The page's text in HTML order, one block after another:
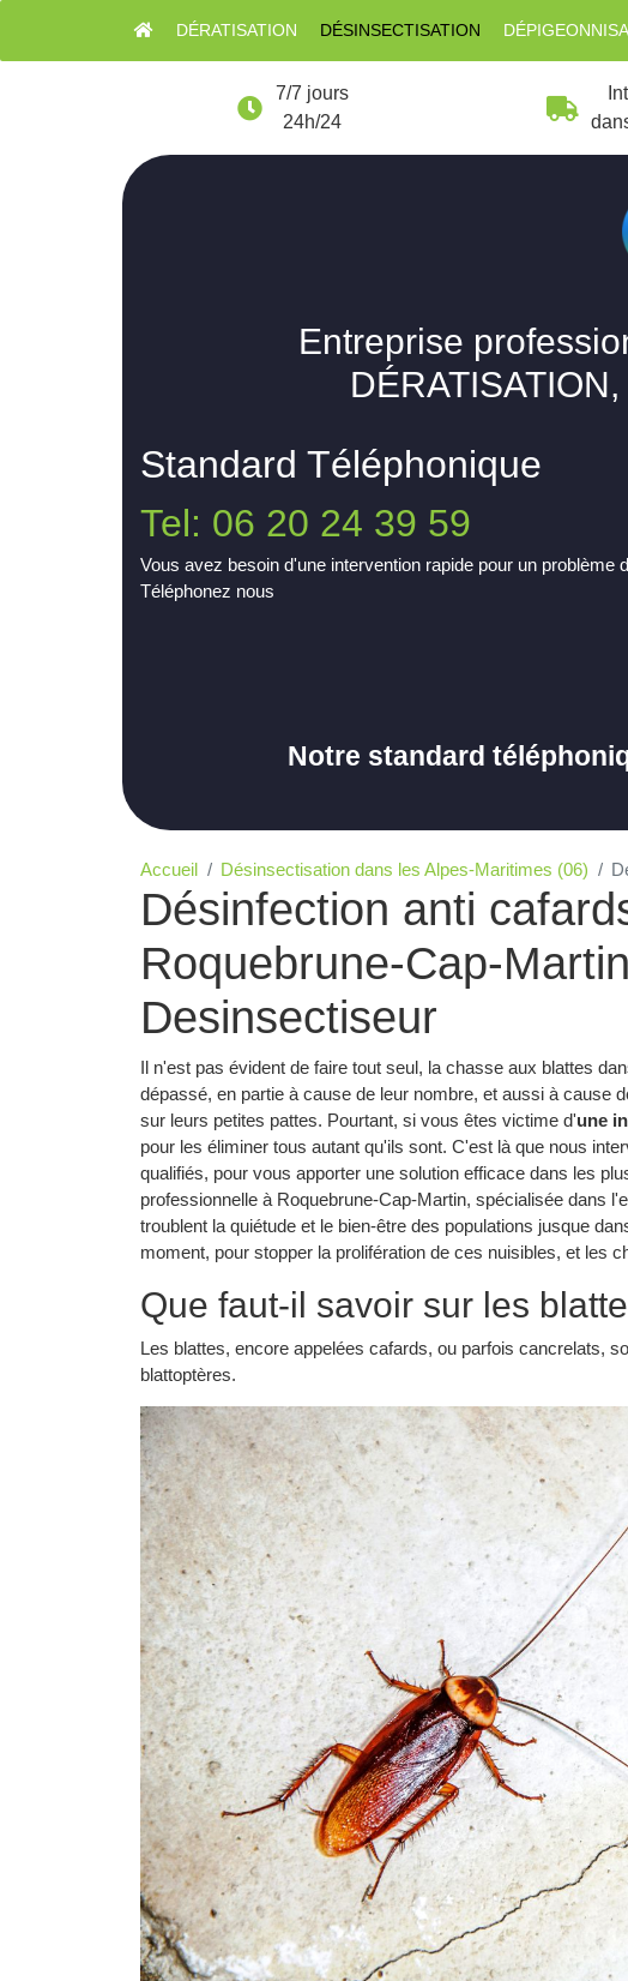
DÉRATISATION DÉSINSECTISATION
7/7 jours
24h/24
Entreprise
Standard Téléphonique
Tel: 06 20 24 39 59
Vous avez besoin d'une intervention rapide pour un problème
Téléphonez nous
Notre standard
Accueil Désinsectisation dans les Alpes-Maritimes (06)
Désinfection anti
Roquebrune-Cap-
Desinsectiseur
Il n'est pas évident de faire tout seul, la chasse aux blattes
dépassé, en partie à cause de leur nombre, et aussi à cause
sur leurs petites pattes. Pourtant, si vous êtes victime d'une
pour les éliminer tous autant qu'ils sont. C'est là que nous
qualifiés, pour vous apporter une solution efficace dans les
professionnelle à Roquebrune-Cap-Martin, spécialisée dans
troublent la quiétude et le bien-être des populations jusque
moment, pour stopper la prolifération de ces nuisibles, et les
Que faut-il savoir sur les
Les blattes, encore appelées cafards, ou parfois cancrelats,
blattoptères.